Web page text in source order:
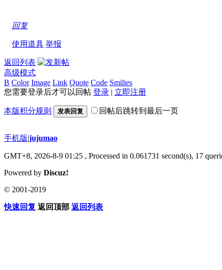
回复
使用道具 举报
返回列表
高级模式
B Color Image Link Quote Code Smilies
您需要登录后才可以回帖 登录 | 立即注册
本版积分规则 发表回复 回帖后跳转到最后一页
手机版|jujumao
GMT+8, 2026-8-9 01:25 , Processed in 0.061731 second(s), 17
Powered by Discuz!
© 2001-2019
快速回复 返回顶部 返回列表